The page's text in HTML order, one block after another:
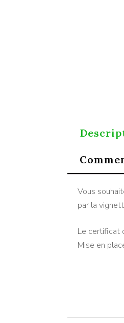
Vous
par la
Le certificat
Mise en